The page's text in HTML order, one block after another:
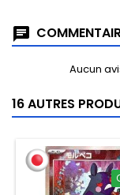
Aucun
16 AUTRES